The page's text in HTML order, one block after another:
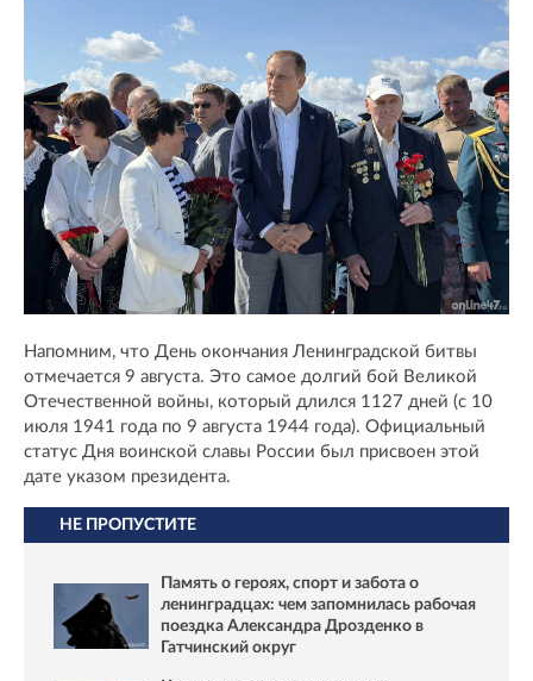
Напомним, что День окончания Ленинградской битвы
отмечается 9 августа. Это самое долгий бой Великой
Отечественной войны, который длился 1127 дней (с 10
июля 1941 года по 9 августа 1944 года). Официальный
статус Дня воинской славы России был присвоен этой
дате указом президента.
НЕ ПРОПУСТИТЕ
Память о героях, спорт и забота о
ленинградцах: чем запомнилась рабочая
поездка Александра Дрозденко в
Гатчинский округ